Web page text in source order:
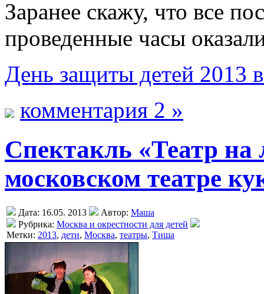
Заранее скажу, что все
проведенные часы
День защиты детей 2013
комментария 2 »
Спектакль «Театр на
московском театре
Дата: 16.05. 2013 Автор: Маша
Рубрика: Москва и окрестности для детей
Метки: 2013, дети, Москва, театры, Тиша